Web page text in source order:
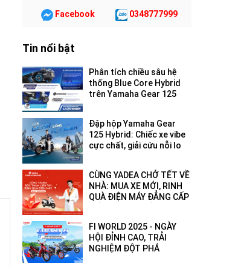
Facebook 0348777999
Tin nổi bật
Phân tích chiều sâu hệ
thống Blue Core Hybrid
trên Yamaha Gear 125
Đập hộp Yamaha Gear
125 Hybrid: Chiếc xe vibe
cực chất, giải cứu nỗi lo
CÙNG YADEA CHỞ TẾT VỀ
NHÀ: MUA XE MỚI, RINH
QUÀ ĐIỆN MÁY ĐẲNG CẤP
FI WORLD 2025 - NGÀY
HỘI ĐỈNH CAO, TRẢI
NGHIỆM ĐỘT PHÁ